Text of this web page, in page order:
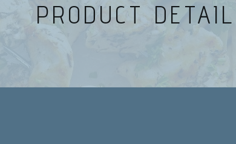
PRODUCT DETAIL